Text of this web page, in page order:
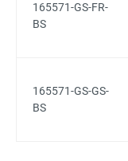
165571-GS-FR-
BS
165571-GS-GS-
BS